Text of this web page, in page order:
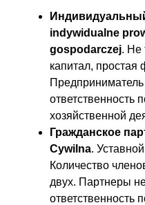
indywidualne
gospodarczej. Не
капитал, простая
ответственность
хозяйственной
Гражданское
Cywilna.
Количество
двух. Партнеры
ответственность